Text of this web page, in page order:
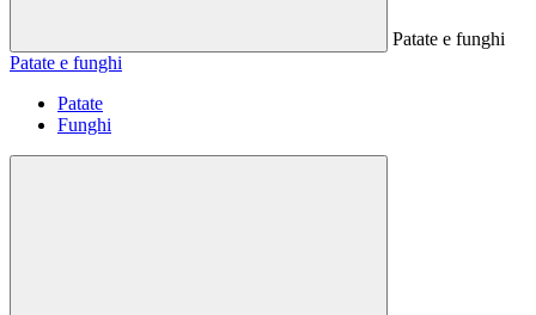
Patate e funghi
Patate e funghi
Patate
Funghi